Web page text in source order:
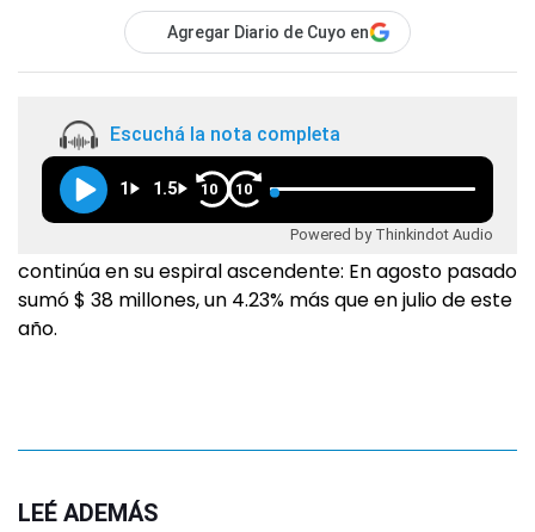
Agregar Diario de Cuyo en
Escuchá la nota completa
1 1.5 10 10
Powered by Thinkindot Audio
continúa en su espiral ascendente: En agosto pasado
sumó $ 38 millones, un 4.23% más que en julio de este
año.
LEÉ ADEMÁS